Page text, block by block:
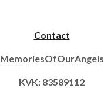
Contact
MemoriesOfOurAngels
KVK; 83589112